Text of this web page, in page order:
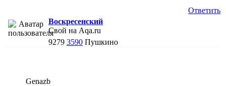
Ответить
Воскресенский
Свой на Aqa.ru
9279 3590 Пушкино
Genazb